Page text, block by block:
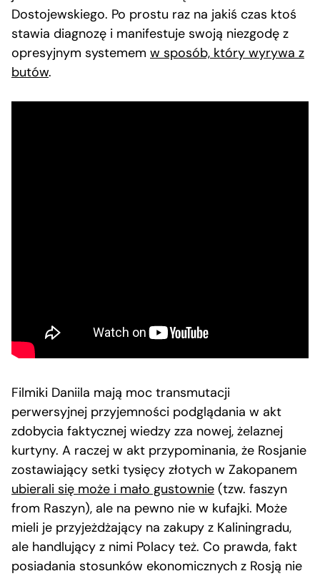
Dostojewskiego. Po prostu raz na jakiś czas ktoś
stawia diagnozę i manifestuje swoją niezgodę z
opresyjnym systemem w sposób, który wyrywa z
butów.
Filmiki Daniila mają moc transmutacji
perwersyjnej przyjemności podglądania w akt
zdobycia faktycznej wiedzy zza nowej, żelaznej
kurtyny. A raczej w akt przypominania, że Rosjanie
zostawiający setki tysięcy złotych w Zakopanem
ubierali się może i mało gustownie (tzw. faszyn
from Raszyn), ale na pewno nie w kufajki. Może
mieli je przyjeżdżający na zakupy z Kaliningradu,
ale handlujący z nimi Polacy też. Co prawda, fakt
posiadania stosunków ekonomicznych z Rosją nie